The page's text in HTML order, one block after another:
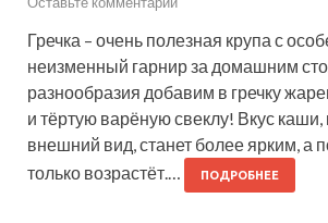
Гречка – очень полезная крупа с
неизменный гарнир за домашним
разнообразия добавим в гречку
и тёртую варёную свеклу! Вкус каши,
внешний вид, станет более ярким, а
только возрастёт.…
ПОДРОБНЕЕ